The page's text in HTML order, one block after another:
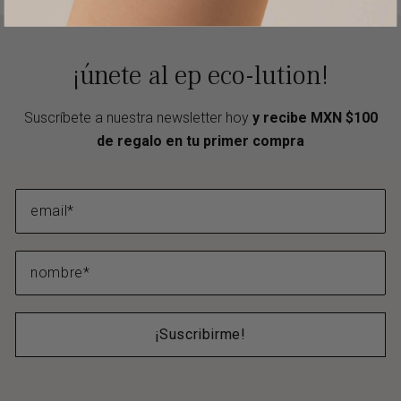
¡únete al ep eco-lution!
Suscríbete a nuestra newsletter hoy y recibe MXN $100
de regalo en tu primer compra
¡Suscribirme!